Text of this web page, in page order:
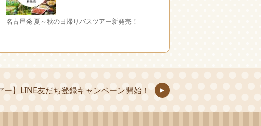
名古屋発 夏～秋の日帰りバスツアー新発売！
ー】LINE友だち登録キャンペーン開始！